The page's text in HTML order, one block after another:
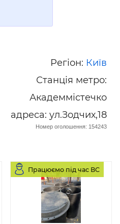
Регіон: Київ
Станція метро:
Академмістечко
адреса: ул.Зодчих,18
Номер оголошення: 154243
Працюємо під час ВС